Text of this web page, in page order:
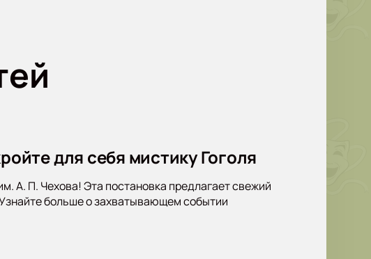
для себя мистику Гоголя
А. П. Чехова! Эта постановка предлагает свежий
больше о захватывающем событии